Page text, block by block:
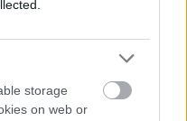
storage
on web or
várhatóak a